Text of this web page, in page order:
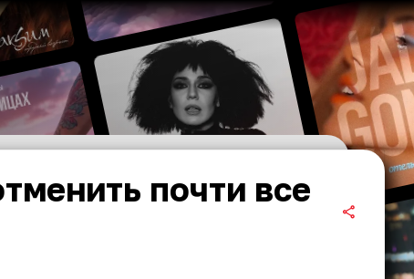
почти все